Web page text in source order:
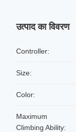
उत्पाद का विवरण
Controller:
Size:
Color:
Maximum
Climbing Ability: